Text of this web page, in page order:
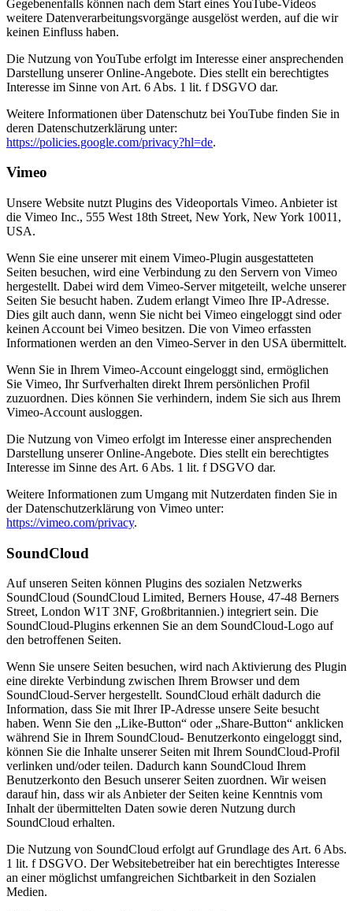
Gegebenenfalls können nach dem Start eines YouTube-Videos
weitere Datenverarbeitungsvorgänge ausgelöst werden, auf die wir
keinen Einfluss haben.
Die Nutzung von YouTube erfolgt im Interesse einer ansprechenden
Darstellung unserer Online-Angebote. Dies stellt ein berechtigtes
Interesse im Sinne von Art. 6 Abs. 1 lit. f DSGVO dar.
Weitere Informationen über Datenschutz bei YouTube finden Sie in
deren Datenschutzerklärung unter:
https://policies.google.com/privacy?hl=de.
Vimeo
Unsere Website nutzt Plugins des Videoportals Vimeo. Anbieter ist
die Vimeo Inc., 555 West 18th Street, New York, New York 10011,
USA.
Wenn Sie eine unserer mit einem Vimeo-Plugin ausgestatteten
Seiten besuchen, wird eine Verbindung zu den Servern von Vimeo
hergestellt. Dabei wird dem Vimeo-Server mitgeteilt, welche unserer
Seiten Sie besucht haben. Zudem erlangt Vimeo Ihre IP-Adresse.
Dies gilt auch dann, wenn Sie nicht bei Vimeo eingeloggt sind oder
keinen Account bei Vimeo besitzen. Die von Vimeo erfassten
Informationen werden an den Vimeo-Server in den USA übermittelt.
Wenn Sie in Ihrem Vimeo-Account eingeloggt sind, ermöglichen
Sie Vimeo, Ihr Surfverhalten direkt Ihrem persönlichen Profil
zuzuordnen. Dies können Sie verhindern, indem Sie sich aus Ihrem
Vimeo-Account ausloggen.
Die Nutzung von Vimeo erfolgt im Interesse einer ansprechenden
Darstellung unserer Online-Angebote. Dies stellt ein berechtigtes
Interesse im Sinne des Art. 6 Abs. 1 lit. f DSGVO dar.
Weitere Informationen zum Umgang mit Nutzerdaten finden Sie in
der Datenschutzerklärung von Vimeo unter:
https://vimeo.com/privacy.
SoundCloud
Auf unseren Seiten können Plugins des sozialen Netzwerks
SoundCloud (SoundCloud Limited, Berners House, 47-48 Berners
Street, London W1T 3NF, Großbritannien.) integriert sein. Die
SoundCloud-Plugins erkennen Sie an dem SoundCloud-Logo auf
den betroffenen Seiten.
Wenn Sie unsere Seiten besuchen, wird nach Aktivierung des Plugin
eine direkte Verbindung zwischen Ihrem Browser und dem
SoundCloud-Server hergestellt. SoundCloud erhält dadurch die
Information, dass Sie mit Ihrer IP-Adresse unsere Seite besucht
haben. Wenn Sie den „Like-Button“ oder „Share-Button“ anklicken
während Sie in Ihrem SoundCloud- Benutzerkonto eingeloggt sind,
können Sie die Inhalte unserer Seiten mit Ihrem SoundCloud-Profil
verlinken und/oder teilen. Dadurch kann SoundCloud Ihrem
Benutzerkonto den Besuch unserer Seiten zuordnen. Wir weisen
darauf hin, dass wir als Anbieter der Seiten keine Kenntnis vom
Inhalt der übermittelten Daten sowie deren Nutzung durch
SoundCloud erhalten.
Die Nutzung von SoundCloud erfolgt auf Grundlage des Art. 6 Abs.
1 lit. f DSGVO. Der Websitebetreiber hat ein berechtigtes Interesse
an einer möglichst umfangreichen Sichtbarkeit in den Sozialen
Medien.